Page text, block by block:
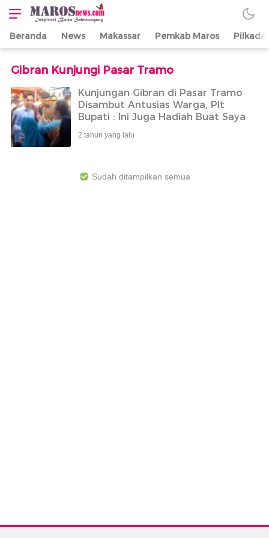
Maros News
Inspirasi Butta
Salewangang
Beranda News Makassar Pemkab Maros Pilkada
Gibran Kunjungi Pasar Tramo
Kunjungan Gibran di Pasar Tramo
Disambut Antusias Warga, Plt
Bupati : Ini Juga Hadiah Buat Saya
2 tahun yang lalu
Sudah ditampilkan semua